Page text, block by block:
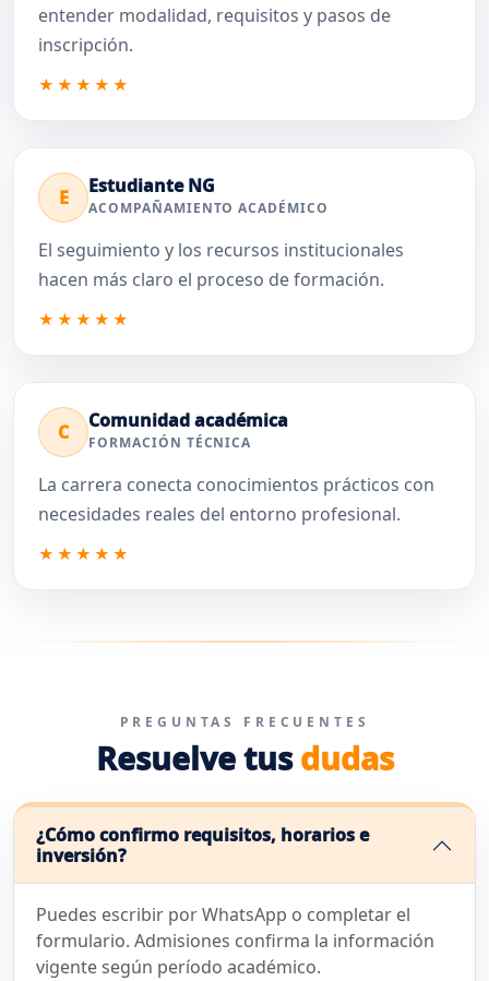
entender modalidad, requisitos y pasos de
inscripción.
★★★★★
E Estudiante NG
ACOMPAÑAMIENTO ACADÉMICO
El seguimiento y los recursos institucionales
hacen más claro el proceso de formación.
★★★★★
C Comunidad académica
FORMACIÓN TÉCNICA
La carrera conecta conocimientos prácticos con
necesidades reales del entorno profesional.
★★★★★
PREGUNTAS FRECUENTES
Resuelve tusdudas
¿Cómo confirmo requisitos, horarios e
inversión?
Puedes escribir por WhatsApp o completar el
formulario. Admisiones confirma la información
vigente según período académico.